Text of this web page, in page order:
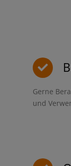
Gerne
und